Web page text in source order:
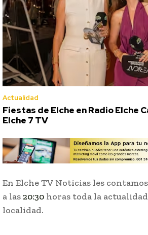
Actualidad
Fiestas de Elche en Radio Elche
Elche 7 TV
En Elche TV Noticias les
a las20:30 horas toda la
localidad.